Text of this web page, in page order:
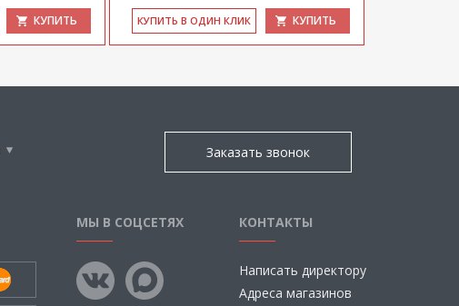
КУПИТЬ КУ­ПИТЬ В ОДИН КЛИК КУПИТЬ
Заказать звонок
МЫ В СОЦСЕТЯХ КОНТАКТЫ
Написать директору
Адреса магазинов